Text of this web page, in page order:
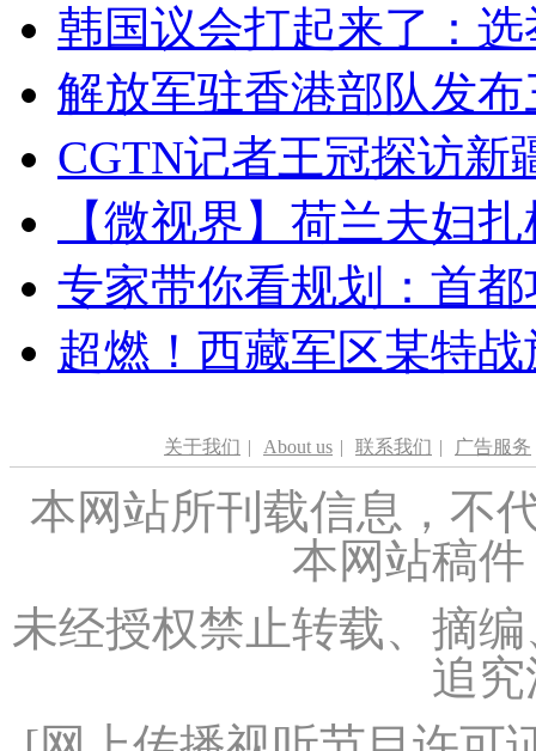
韩国议会打起来了：
解放军驻香港部队发
CGTN记者王冠探访新
【微视界】荷兰夫妇
专家带你看规划：首
超燃！西藏军区某特
关于我们 | About us | 联系我们 | 广告服务
本网站所刊载信息，不
本网站稿
未经授权禁止转载、摘
追